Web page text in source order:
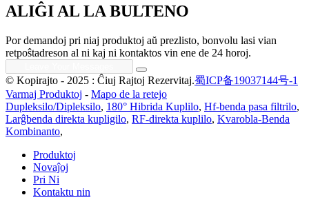
ALIĜI AL LA BULTENO
Por demandoj pri niaj produktoj aŭ prezlisto, bonvolu lasi vian
retpoŝtadreson al ni kaj ni kontaktos vin ene de 24 horoj.
© Kopirajto - 2025 : Ĉiuj Rajtoj Rezervitaj.蜀ICP备19037144号-1
Varmaj Produktoj - Mapo de la retejo
Dupleksilo/Dipleksilo, 180° Hibrida Kuplilo, Hf-benda pasa filtrilo,
Larĝbenda direkta kupligilo, RF-direkta kuplilo, Kvarobla-Benda
Kombinanto,
Produktoj
Novaĵoj
Pri Ni
Kontaktu nin